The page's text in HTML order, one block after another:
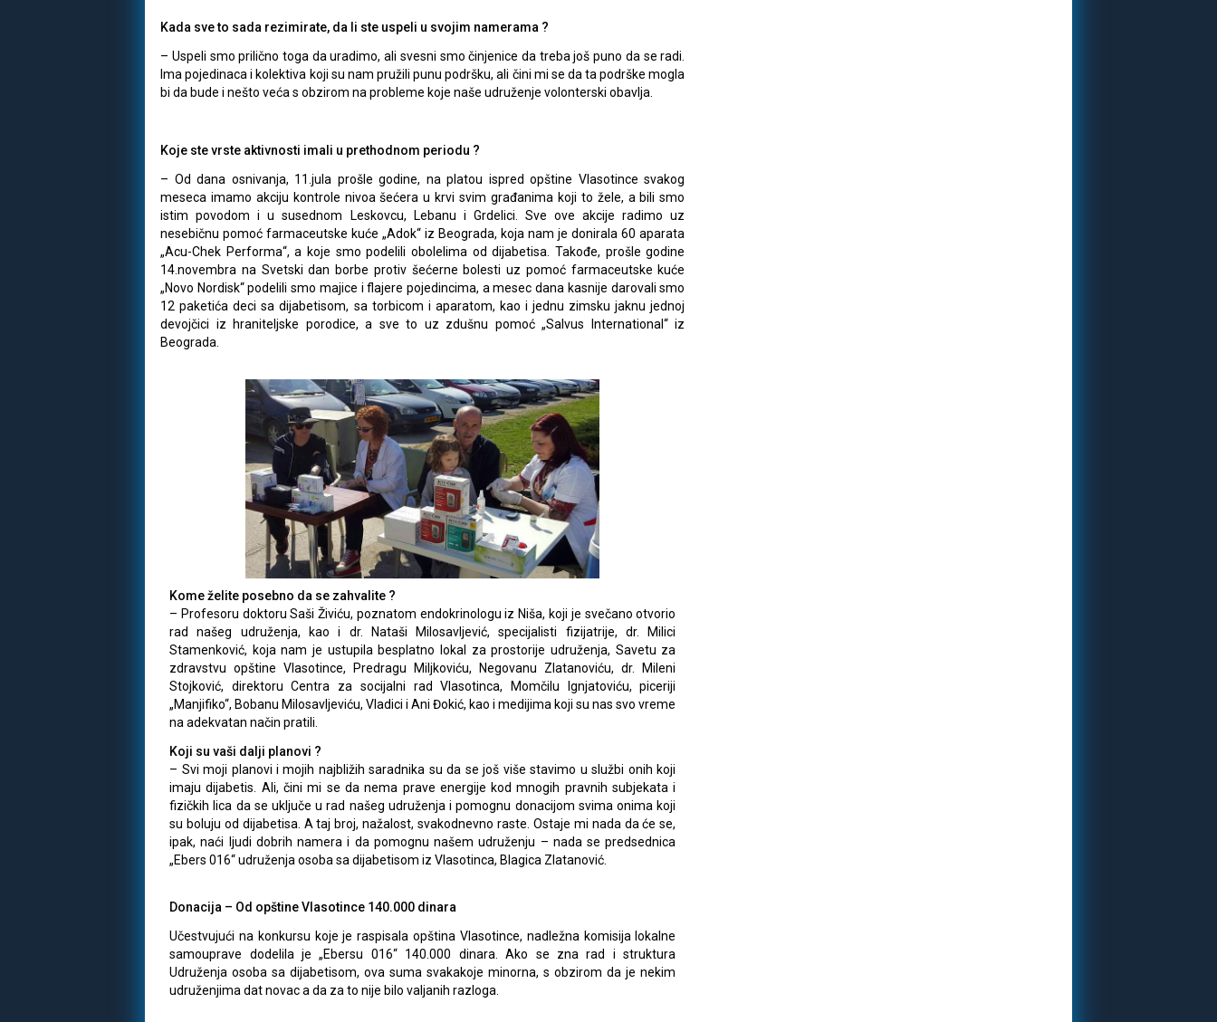
Kada sve to sada rezimirate, da li ste uspeli u svojim namerama ?
– Uspeli smo prilično toga da uradimo, ali svesni smo činjenice da treba još puno da se radi.
Ima pojedinaca i kolektiva koji su nam pružili punu podršku, ali čini mi se da ta podrške mogla
bi da bude i nešto veća s obzirom na probleme koje naše udruženje volonterski obavlja.
Koje ste vrste aktivnosti imali u prethodnom periodu ?
– Od dana osnivanja, 11.jula prošle godine, na platou ispred opštine Vlasotince svakog
meseca imamo akciju kontrole nivoa šećera u krvi svim građanima koji to žele, a bili smo
istim povodom i u susednom Leskovcu, Lebanu i Grdelici. Sve ove akcije radimo uz
nesebičnu pomoć farmaceutske kuće „Adok“ iz Beograda, koja nam je donirala 60 aparata
„Acu-Chek Performa“, a koje smo podelili obolelima od dijabetisa. Takođe, prošle godine
14.novembra na Svetski dan borbe protiv šećerne bolesti uz pomoć farmaceutske kuće
„Novo Nordisk“ podelili smo majice i flajere pojedincima, a mesec dana kasnije darovali smo
12 paketića deci sa dijabetisom, sa torbicom i aparatom, kao i jednu zimsku jaknu jednoj
devojčici iz hraniteljske porodice, a sve to uz zdušnu pomoć „Salvus International“ iz
Beograda.
Kome želite posebno da se zahvalite ?
– Profesoru doktoru Saši Živiću, poznatom endokrinologu iz Niša, koji je svečano otvorio
rad našeg udruženja, kao i dr. Nataši Milosavljević, specijalisti fizijatrije, dr. Milici
Stamenković, koja nam je ustupila besplatno lokal za prostorije udruženja, Savetu za
zdravstvu opštine Vlasotince, Predragu Miljkoviću, Negovanu Zlatanoviću, dr. Mileni
Stojković, direktoru Centra za socijalni rad Vlasotinca, Momčilu Ignjatoviću, piceriji
„Manjifiko“, Bobanu Milosavljeviću, Vladici i Ani Đokić, kao i medijima koji su nas svo vreme
na adekvatan način pratili.
Koji su vaši dalji planovi ?
– Svi moji planovi i mojih najbližih saradnika su da se još više stavimo u službi onih koji
imaju dijabetis. Ali, čini mi se da nema prave energije kod mnogih pravnih subjekata i
fizičkih lica da se uključe u rad našeg udruženja i pomognu donacijom svima onima koji
su boluju od dijabetisa. A taj broj, nažalost, svakodnevno raste. Ostaje mi nada da će se,
ipak, naći ljudi dobrih namera i da pomognu našem udruženju – nada se predsednica
„Ebers 016“ udruženja osoba sa dijabetisom iz Vlasotinca, Blagica Zlatanović.
Donacija – Od opštine Vlasotince 140.000 dinara
Učestvujući na konkursu koje je raspisala opština Vlasotince, nadležna komisija lokalne
samouprave dodelila je „Ebersu 016“ 140.000 dinara. Ako se zna rad i struktura
Udruženja osoba sa dijabetisom, ova suma svakakoje minorna, s obzirom da je nekim
udruženjima dat novac a da za to nije bilo valjanih razloga.